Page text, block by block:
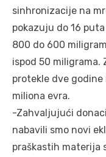
sinhronizacije na
pokazuju do 16
800 do 600
ispod 50 miligrama.
protekle dve
miliona evra.
-Zahvaljujući
nabavili smo novi
praškastih materija